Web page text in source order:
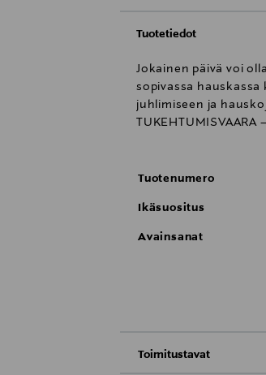
Tuotetiedot
Jokainen päivä voi
sopivassa
juhlimiseen ja
Tuotenumero
Ikäsuositus
Avainsanat
Toimitustavat